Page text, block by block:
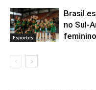
Esportes
Brasil
no Sul-
feminino